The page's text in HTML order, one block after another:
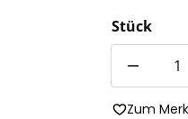
Stück
Zum